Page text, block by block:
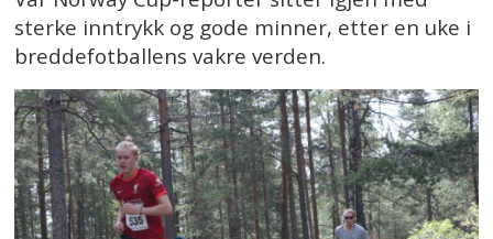
sterke inntrykk og gode minner, etter en uke i
breddefotballens vakre verden.